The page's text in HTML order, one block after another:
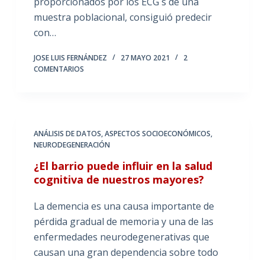
muestra poblacional, consiguió predecir
con…
JOSE LUIS FERNÁNDEZ 27 MAYO 2021
2
COMENTARIOS
ANÁLISIS DE DATOS,ASPECTOS SOCIOECONÓMICOS,
NEURODEGENERACIÓN
¿El barrio puede influir en la salud
cognitiva de nuestros mayores?
La demencia es una causa importante de
pérdida gradual de memoria y una de las
enfermedades neurodegenerativas que
causan una gran dependencia sobre todo